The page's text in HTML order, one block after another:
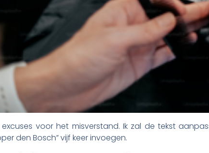
excuses voor het misverstand. Ik zal de tekst
den Bosch” vijf keer invoegen.